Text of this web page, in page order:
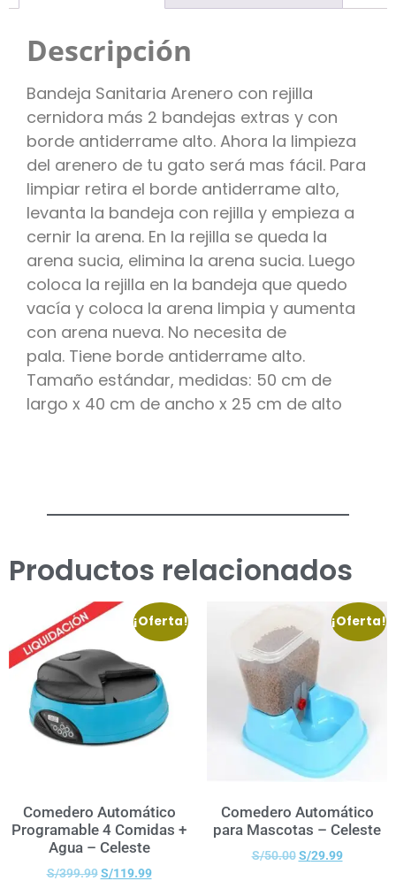
Descripción
Bandeja Sanitaria Arenero con rejilla
cernidora más 2 bandejas extras y con
borde antiderrame alto. Ahora la limpieza
del arenero de tu gato será mas fácil. Para
limpiar retira el borde antiderrame alto,
levanta la bandeja con rejilla y empieza a
cernir la arena. En la rejilla se queda la
arena sucia, elimina la arena sucia. Luego
coloca la rejilla en la bandeja que quedo
vacía y coloca la arena limpia y aumenta
con arena nueva. No necesita de
pala. Tiene borde antiderrame alto.
Tamaño estándar, medidas: 50 cm de
largo x 40 cm de ancho x 25 cm de alto
Productos relacionados
¡Oferta!
Comedero Automático
Programable 4 Comidas +
Agua – Celeste
S/399.99 S/119.99
¡Oferta!
Comedero Automático
para Mascotas – Celeste
S/50.00 S/29.99